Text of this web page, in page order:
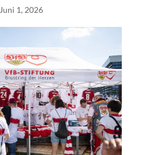
Juni 1, 2026